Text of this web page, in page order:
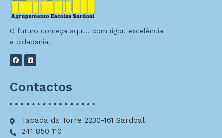
O futuro começa aqui… com rigor, excelência
e cidadania!
Contactos
Tapada da Torre 2230-161 Sardoal
241 850 110